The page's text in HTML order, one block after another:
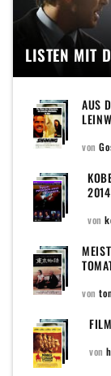
LISTEN MIT
AUS
von
2014
von
von
von